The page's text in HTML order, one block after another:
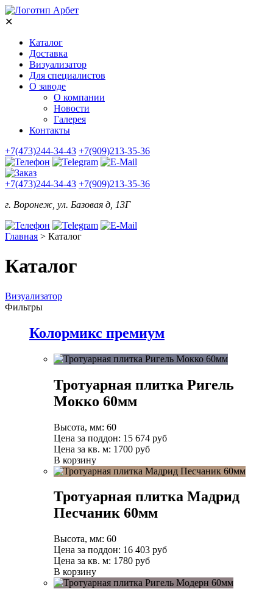
✕
Каталог
Доставка
Визуализатор
Для специалистов
О заводе
О компании
Новости
Галерея
Контакты
+7(473)244-34-43 +7(909)213-35-36
+7(473)244-34-43 +7(909)213-35-36
г. Воронеж, ул. Базовая д, 13Г
Главная > Каталог
Каталог
Визуализатор
Фильтры
Колормикс премиум
Тротуарная плитка Ригель
Мокко 60мм
Высота, мм: 60
Цена за поддон: 15 674 руб
Цена за кв. м: 1700 руб
В корзину
Тротуарная плитка Мадрид
Песчаник 60мм
Высота, мм: 60
Цена за поддон: 16 403 руб
Цена за кв. м: 1780 руб
В корзину